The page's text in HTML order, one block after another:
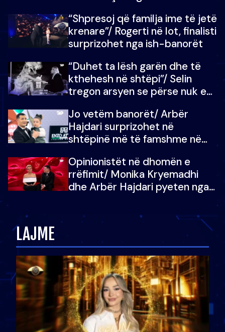
mban dot lotët: Nuk meritoj…
“Shpresoj që familja ime të jetë
krenare”/ Rogerti në lot, finalisti
surprizohet nga ish-banorët
“Duhet ta lësh garën dhe të
kthehesh në shtëpi”/ Selin
tregon arsyen se përse nuk e
çoja luftën time deri në fund
Jo vetëm banorët/ Arbër
Hajdari surprizohet në
shtëpinë më të famshme në
vajzën e tij
Opinionistët në dhomën e
rrëfimit/ Monika Kryemadhi
dhe Arbër Hajdari pyeten nga
zëvendësonit njëri-tjetrin?
LAJME